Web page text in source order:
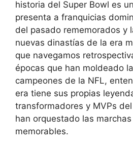
historia del Super Bowl es
presenta a franquicias
del pasado rememorados y
nuevas dinastías de la era
que navegamos
épocas que han moldeado
campeones de la NFL,
era tiene sus propias
transformadores y MVPs
han orquestado las
memorables.